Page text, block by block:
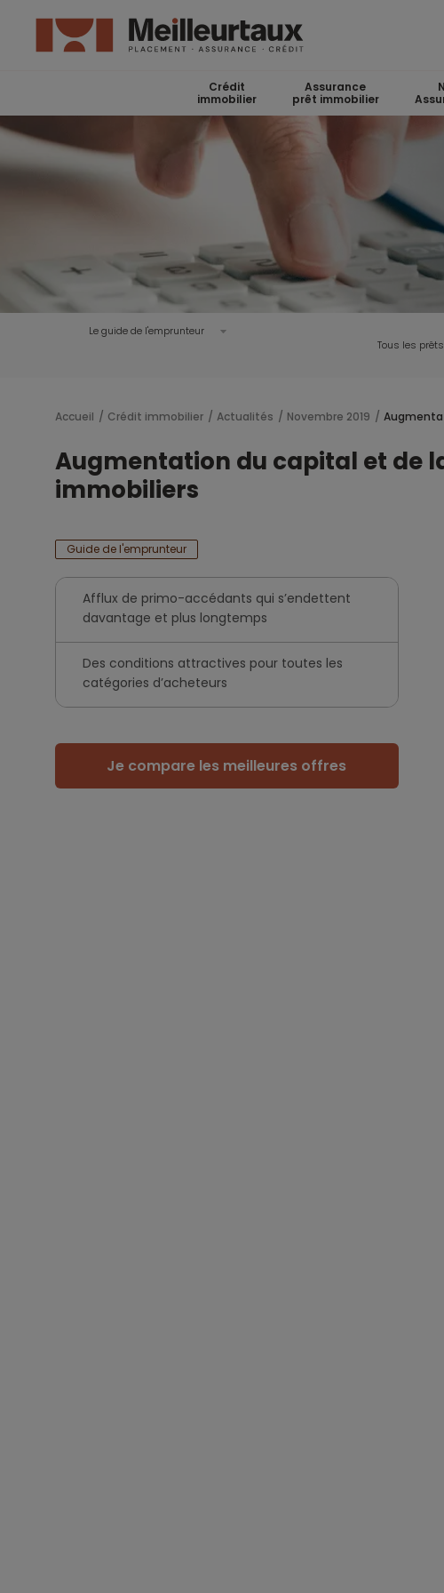
Crédit
immobilier
Assurance
prêt immobilier
Le guide de l'emprunteur
Tous les
Accueil Crédit immobilier Actualités Novembre 2019
Augmentation du capital et de
immobiliers
Guide de l'emprunteur
Afflux de primo-accédants qui s’endettent
davantage et plus longtemps
Des conditions attractives pour toutes les
catégories d’acheteurs
Je compare les meilleures offres